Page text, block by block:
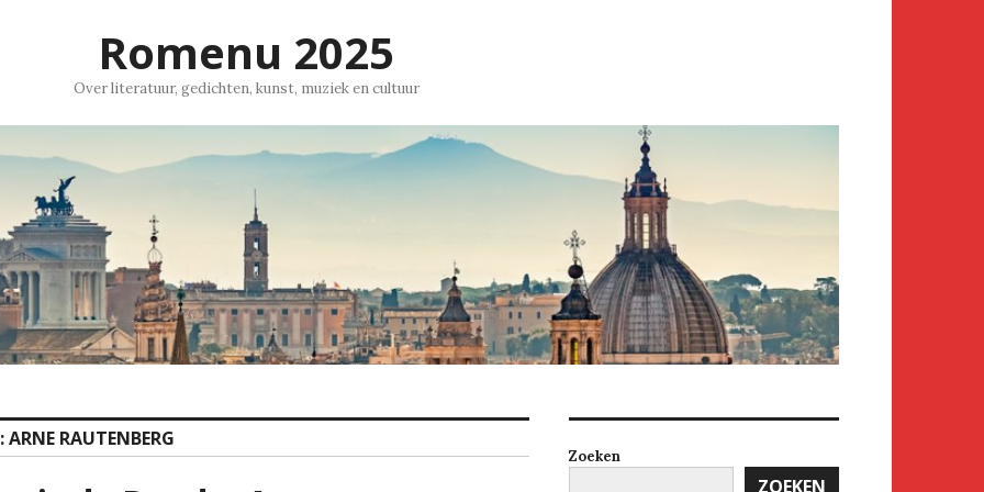
Romenu 2025
Over literatuur, gedichten, kunst, muziek en cultuur
ARNE RAUTENBERG
Zoeken
ZOEKEN